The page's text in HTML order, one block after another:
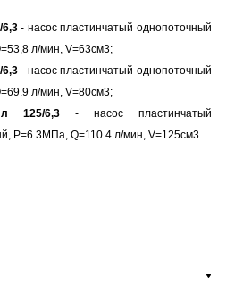
6,3- насос пластинчатый однопоточный
л/мин, V=63см3;
6,3- насос пластинчатый однопоточный
л/мин, V=80см3;
125/6,3 - насос пластинчатый
P=6.3МПа, Q=110.4 л/мин, V=125см3.